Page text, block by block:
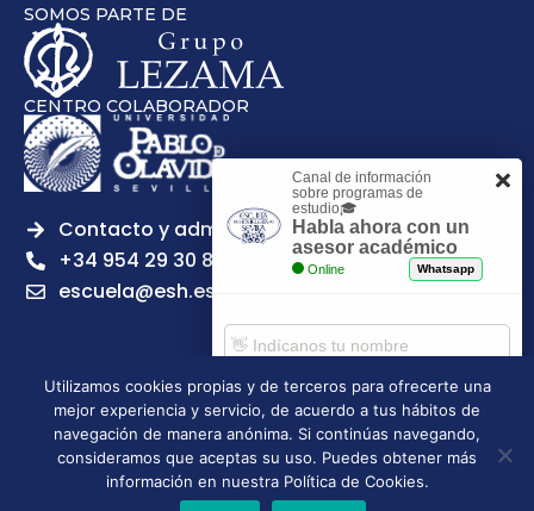
SOMOS PARTE DE
CENTRO COLABORADOR
Contacto y admisiones
+34 954 29 30 81
escuela@esh.es
Aviso legal Política de Privacidad
Política de Cookies
Política de calidad
Tablón de anuncios
Escuela Superior de Hostelería de Sevilla | 2026 | Todos los
derechos reservados
Utilizamos cookies propias y de terceros para ofrecerte una
mejor experiencia y servicio, de acuerdo a tus hábitos de
navegación de manera anónima. Si continúas navegando,
consideramos que aceptas su uso. Puedes obtener más
información en nuestra Política de Cookies.
Canal de información
sobre programas de
estudio🎓
Habla ahora con un
asesor académico
Online Whatsapp
Comenzar chat